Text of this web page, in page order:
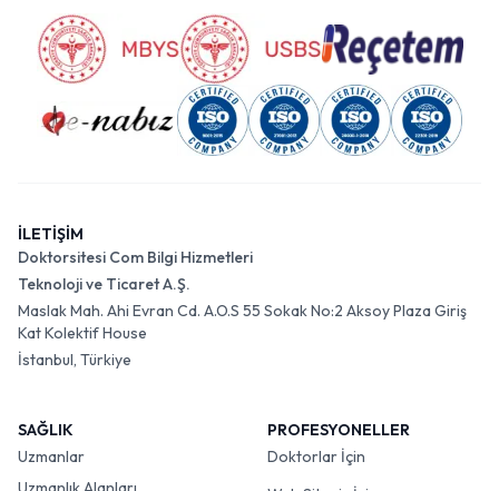
İLETİŞİM
Doktorsitesi Com Bilgi Hizmetleri
Teknoloji ve Ticaret A.Ş.
Maslak Mah. Ahi Evran Cd. A.O.S 55 Sokak No:2 Aksoy Plaza Giriş
Kat Kolektif House
İstanbul, Türkiye
SAĞLIK
Uzmanlar
PROFESYONELLER
Doktorlar İçin